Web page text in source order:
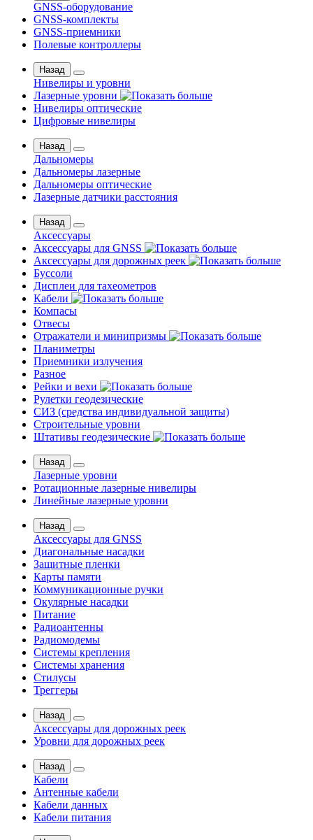
GNSS-оборудование
GNSS-комплекты
GNSS-приемники
Полевые контроллеры
Назад
Нивелиры и уровни
Лазерные уровни
Нивелиры оптические
Цифровые нивелиры
Назад
Дальномеры
Дальномеры лазерные
Дальномеры оптические
Лазерные датчики расстояния
Назад
Аксессуары
Аксессуары для GNSS
Аксессуары для дорожных реек
Буссоли
Дисплеи для тахеометров
Кабели
Компасы
Отвесы
Отражатели и минипризмы
Планиметры
Приемники излучения
Разное
Рейки и вехи
Рулетки геодезические
СИЗ (средства индивидуальной защиты)
Строительные уровни
Штативы геодезические
Назад
Лазерные уровни
Ротационные лазерные нивелиры
Линейные лазерные уровни
Назад
Аксессуары для GNSS
Диагональные насадки
Защитные пленки
Карты памяти
Коммуникационные ручки
Окулярные насадки
Питание
Радиоантенны
Радиомодемы
Системы крепления
Системы хранения
Стилусы
Треггеры
Назад
Аксессуары для дорожных реек
Уровни для дорожных реек
Назад
Кабели
Антенные кабели
Кабели данных
Кабели питания